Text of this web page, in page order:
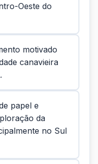
Oeste do
motivado
canavieira
papel e
da
no Sul